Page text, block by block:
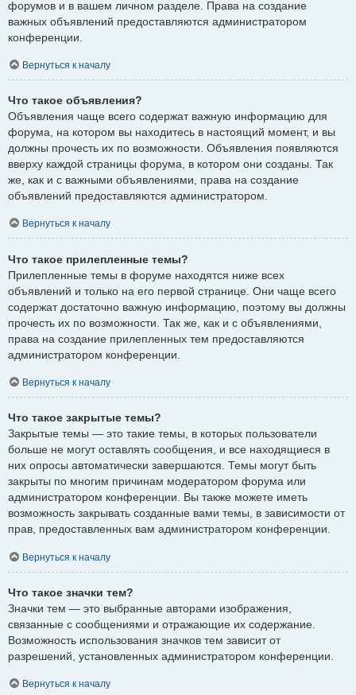
форумов и в вашем личном разделе. Права на создание
важных объявлений предоставляются администратором
конференции.
Вернуться к началу
Что такое объявления?
Объявления чаще всего содержат важную информацию для
форума, на котором вы находитесь в настоящий момент, и вы
должны прочесть их по возможности. Объявления появляются
вверху каждой страницы форума, в котором они созданы. Так
же, как и с важными объявлениями, права на создание
объявлений предоставляются администратором.
Вернуться к началу
Что такое прилепленные темы?
Прилепленные темы в форуме находятся ниже всех
объявлений и только на его первой странице. Они чаще всего
содержат достаточно важную информацию, поэтому вы должны
прочесть их по возможности. Так же, как и с объявлениями,
права на создание прилепленных тем предоставляются
администратором конференции.
Вернуться к началу
Что такое закрытые темы?
Закрытые темы — это такие темы, в которых пользователи
больше не могут оставлять сообщения, и все находящиеся в
них опросы автоматически завершаются. Темы могут быть
закрыты по многим причинам модератором форума или
администратором конференции. Вы также можете иметь
возможность закрывать созданные вами темы, в зависимости от
прав, предоставленных вам администратором конференции.
Вернуться к началу
Что такое значки тем?
Значки тем — это выбранные авторами изображения,
связанные с сообщениями и отражающие их содержание.
Возможность использования значков тем зависит от
разрешений, установленных администратором конференции.
Вернуться к началу